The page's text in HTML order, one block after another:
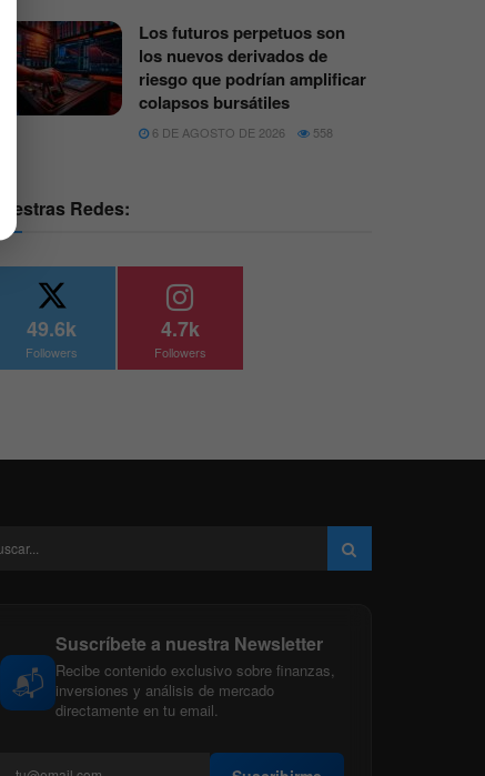
Los futuros perpetuos son
los nuevos derivados de
riesgo que podrían amplificar
colapsos bursátiles
6 DE AGOSTO DE 2026 558
Nuestras Redes:
49.6k
Followers
4.7k
Followers
📬
Suscríbete a nuestra Newsletter
Recibe contenido exclusivo sobre finanzas,
inversiones y análisis de mercado
directamente en tu email.